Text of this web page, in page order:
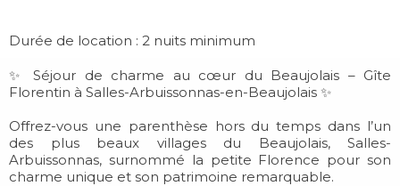
Durée de location : 2 nuits minimum
✨ Séjour de charme au cœur du Beaujolais – Gîte
Florentin à Salles-Arbuissonnas-en-Beaujolais ✨
Offrez-vous une parenthèse hors du temps dans l’un
des plus beaux villages du Beaujolais, Salles-
Arbuissonnas, surnommé la petite Florence pour son
charme unique et son patrimoine remarquable.